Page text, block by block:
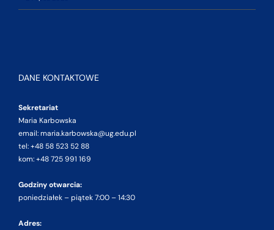
DANE KONTAKTOWE
Sekretariat
Maria Karbowska
email: maria.karbowska@ug.edu.pl
tel: +48 58 523 52 88
kom: +48 725 991 169
Godziny otwarcia:
poniedziałek – piątek 7:00 – 14:30
Adres: